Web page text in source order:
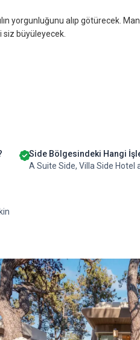
yorgunluğunu alıp götürecek.
siz büyüleyecek.
Side Bölgesindeki Hangi
A Suite Side, Villa Side Hotel